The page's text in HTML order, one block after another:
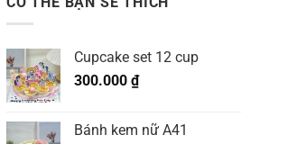
Cupcake set 12 cup
300.000 ₫
Bánh kem nữ A41